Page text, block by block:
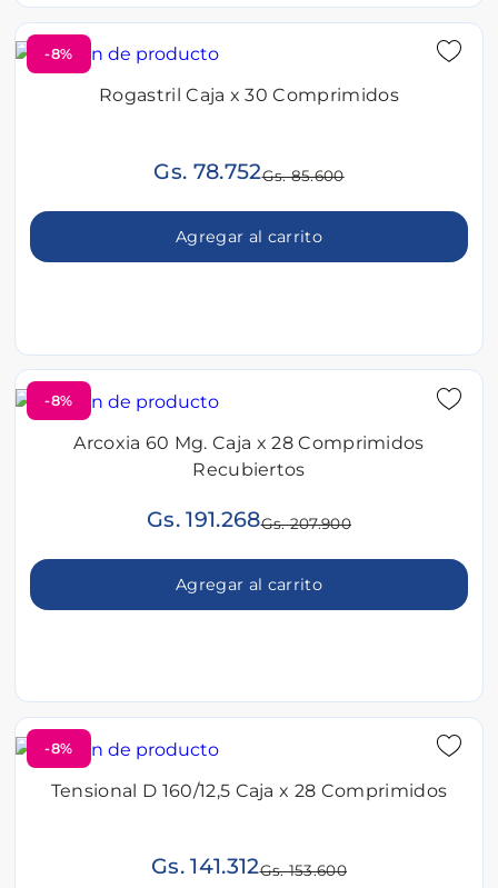
-8%
Rogastril Caja x 30 Comprimidos
Gs. 78.752Gs. 85.600
Agregar al carrito
-8%
Arcoxia 60 Mg. Caja x 28 Comprimidos
Recubiertos
Gs. 191.268Gs. 207.900
Agregar al carrito
-8%
Tensional D 160/12,5 Caja x 28 Comprimidos
Gs. 141.312Gs. 153.600